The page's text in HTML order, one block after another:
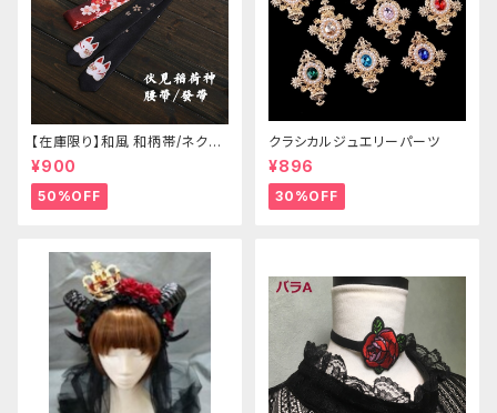
【在庫限り】和風 和柄帯/ネクタ
イ/リボン（狐面/金魚
¥900
50%OFF
クラシカルジュエリーパーツ
¥896
30%OFF